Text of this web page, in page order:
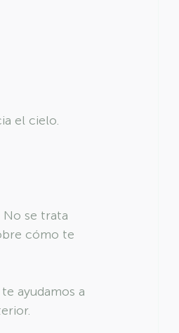
el cielo.
se trata
cómo te
ayudamos a